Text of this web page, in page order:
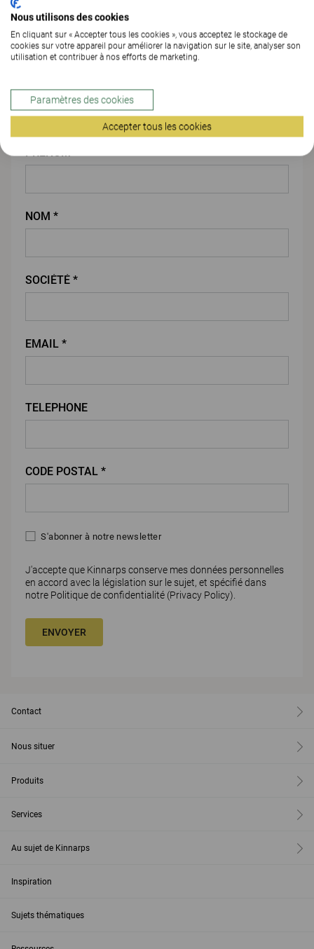
PIÈCE JOINTE
Vos coordonnées
NOM *
SOCIÉTÉ *
EMAIL *
TELEPHONE
CODE POSTAL *
S'abonner à notre newsletter
J'accepte que Kinnarps conserve mes données personnelles
en accord avec la législation sur le sujet, et spécifié dans
notre Politique de confidentialité (Privacy Policy)
ENVOYER
Contact
Nous situer
Produits
Services
Au sujet de Kinnarps
Inspiration
Sujets thématiques
Nous utilisons des cookies
En cliquant sur « Accepter tous les cookies », vous acceptez le stockage de
cookies sur votre appareil pour améliorer la navigation sur le site, analyser son
utilisation et contribuer à nos efforts de marketing.
Paramètres des cookies
Accepter tous les cookies